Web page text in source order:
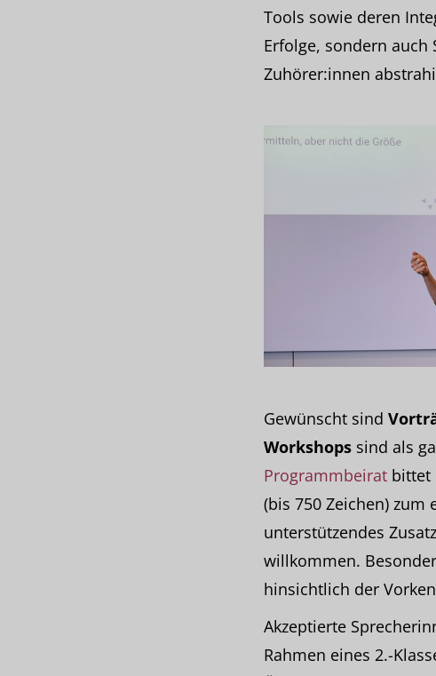
Tools sowie deren
Erfolge, sondern auch
Zuhörer:innen
Gewünscht sind
Workshops sind als
Programmbeirat bittet
(bis 750 Zeichen) zum
unterstützendes
willkommen.
hinsichtlich der
Akzeptierte
Rahmen eines 2.-